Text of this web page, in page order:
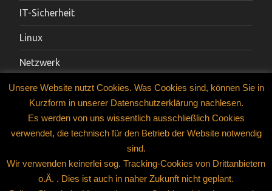
IT-Sicherheit
Linux
Netzwerk
Sicherheitstechnik
Smartphones / Tablets
Social-Media-Dienste
Technik-Tipps
Unsere Website nutzt Cookies. Was Cookies sind, können Sie in
Kurzform in unserer Datenschutzerklärung nachlesen.
Es werden von uns wissentlich ausschließlich Cookies
verwendet, die technisch für den Betrieb der Website notwendig
sind.
Wir verwenden keinerlei sog. Tracking-Cookies von Drittanbietern
o.Ä. . Dies ist auch in naher Zukunft nicht geplant.